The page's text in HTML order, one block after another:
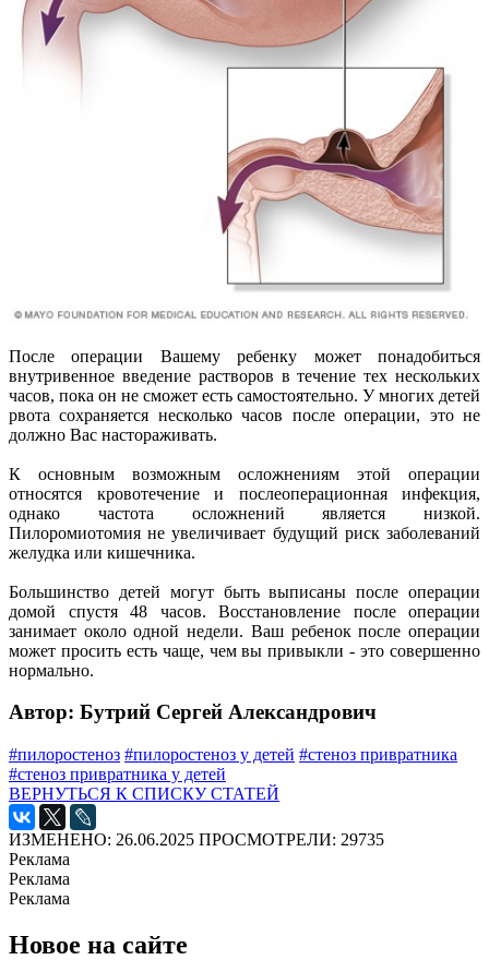
После операции Вашему ребенку может понадобиться
внутривенное введение растворов в течение тех нескольких
часов, пока он не сможет есть самостоятельно. У многих детей
рвота сохраняется несколько часов после операции, это не
должно Вас настораживать.
К основным возможным осложнениям этой операции
относятся кровотечение и послеоперационная инфекция,
однако частота осложнений является низкой.
Пилоромиотомия не увеличивает будущий риск заболеваний
желудка или кишечника.
Большинство детей могут быть выписаны после операции
домой спустя 48 часов. Восстановление после операции
занимает около одной недели. Ваш ребенок после операции
может просить есть чаще, чем вы привыкли - это совершенно
нормально.
Автор: Бутрий Сергей Александрович
#пилоростеноз #пилоростеноз у детей #стеноз привратника
#стеноз привратника у детей
ВЕРНУТЬСЯ К СПИСКУ СТАТЕЙ
ИЗМЕНЕНО: 26.06.2025 ПРОСМОТРЕЛИ: 29735
Реклама
Реклама
Реклама
Новое на сайте